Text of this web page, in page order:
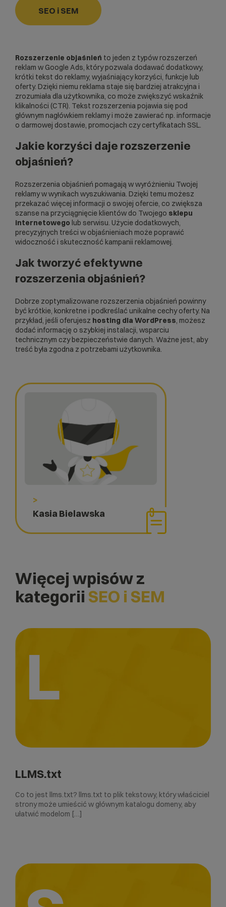
>
Kasia Bielawska
SEO i SEM
Rozszerzenie objaśnień to jeden z typów rozszerzeń
reklam w Google Ads, który pozwala dodawać dodatkowy,
krótki tekst do reklamy, wyjaśniający korzyści, funkcje lub
oferty. Dzięki niemu reklama staje się bardziej atrakcyjna i
zrozumiała dla użytkownika, co może zwiększyć wskaźnik
klikalności (CTR). Tekst rozszerzenia pojawia się pod
głównym nagłówkiem reklamy i może zawierać np. informacje
o darmowej dostawie, promocjach czycertyfikatach SSL.
Jakie korzyści daje rozszerzenie
objaśnień?
Rozszerzenia objaśnień pomagają w wyróżnieniu Twojej
reklamy w wynikach wyszukiwania. Dzięki temu możesz
przekazać więcej informacji o swojej ofercie, co zwiększa
szanse na przyciągnięcie klientów do Twojego sklepu
internetowego lub serwisu. Użycie dodatkowych,
precyzyjnych treści w objaśnieniach może poprawić
widoczność i skuteczność kampanii reklamowej.
Jak tworzyć efektywne
rozszerzenia objaśnień?
Dobrze zoptymalizowane rozszerzenia objaśnień powinny
być krótkie, konkretne i podkreślać unikalne cechy oferty. Na
przykład, jeśli oferujesz hosting dla WordPress, możesz
dodać informację o szybkiej instalacji, wsparciu
technicznym czy bezpieczeństwie danych. Ważne jest, aby
treść była zgodna z potrzebami użytkownika.
Więcej wpisów z
kategorii SEO i SEM
L
LLMS.txt
Co to jest llms.txt? llms.txt to plik tekstowy, który właściciel
strony może umieścić w głównym katalogu domeny, aby
ułatwić modelom […]